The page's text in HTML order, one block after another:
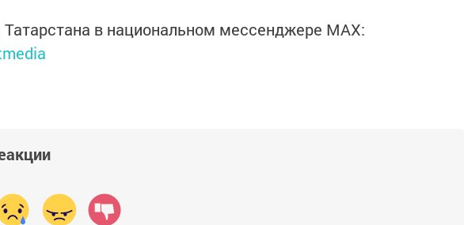
Татарстана в национальном мессенджере MАХ: